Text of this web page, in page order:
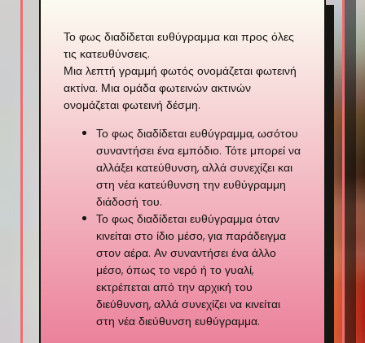
Το φως διαδίδεται ευθύγραμμα και προς όλες
τις κατευθύνσεις.
Μια λεπτή γραμμή φωτός ονομάζεται φωτεινή
ακτίνα. Μια ομάδα φωτεινών ακτινών
ονομάζεται φωτεινή δέσμη.
Το φως διαδίδεται ευθύγραμμα, ωσότου
συναντήσει ένα εμπόδιο. Τότε μπορεί να
αλλάξει κατεύθυνση, αλλά συνεχίζει και
στη νέα κατεύθυνση την ευθύγραμμη
διάδοσή του.
Το φως διαδίδεται ευθύγραμμα όταν
κινείται στο ίδιο μέσο, για παράδειγμα
στον αέρα. Αν συναντήσει ένα άλλο
μέσο, όπως το νερό ή το γυαλί,
εκτρέπεται από την αρχική του
διεύθυνση, αλλά συνεχίζει να κινείται
στη νέα διεύθυνση ευθύγραμμα.